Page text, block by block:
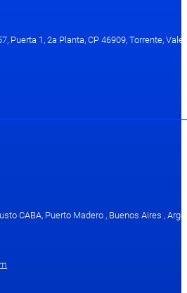
Puerta 1, 2a Planta, CP 46909, Torrente,
CABA, Puerto Madero , Buenos Aires ,